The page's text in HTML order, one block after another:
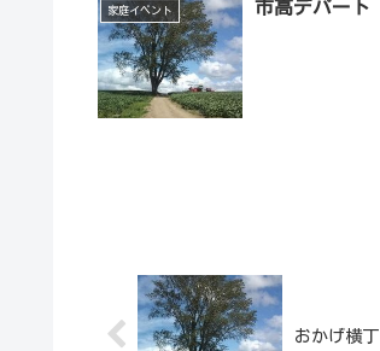
家庭イベント 市高デパート
おかげ横丁